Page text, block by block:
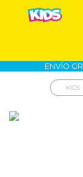
ENVÍO
KIDS